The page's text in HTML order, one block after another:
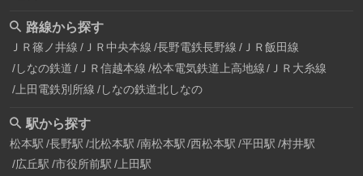
路線から探す
ＪＲ篠ノ井線 ＪＲ中央本線 長野電鉄長野線 ＪＲ飯田線
しなの鉄道 ＪＲ信越本線 松本電気鉄道上高地線
ＪＲ大糸線
上田電鉄別所線 しなの鉄道北しなの
駅から探す
松本駅 長野駅 北松本駅 南松本駅 西松本駅 平田駅 村井駅
広丘駅 市役所前駅 上田駅